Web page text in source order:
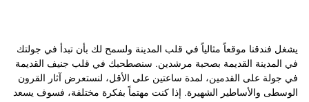
يشغل فندقنا موقعاً مثالياً في قلب المدينة ولسمح لك بأن تبدأ في جولتك
في المدينة القديمة بصحبة مرشدين. سنصطحبك في قلب جنيف القديمة
في جولة على القدمين، لمدة ساعتين على الأقل، لنستعرض آثار القرون
الوسطى والأساطير الشهيرة. إذا كنت مهتماً بفكرة مختلفة، فسوف يسعد